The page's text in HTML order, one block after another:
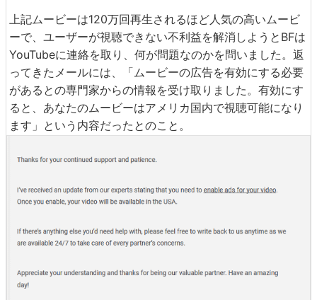
上記ムービーは120万回再生されるほど人気の高いムービ
ーで、ユーザーが視聴できない不利益を解消しようとBFは
YouTubeに連絡を取り、何が問題なのかを問いました。返
ってきたメールには、「ムービーの広告を有効にする必要
があるとの専門家からの情報を受け取りました。有効にす
ると、あなたのムービーはアメリカ国内で視聴可能になり
ます」という内容だったとのこと。